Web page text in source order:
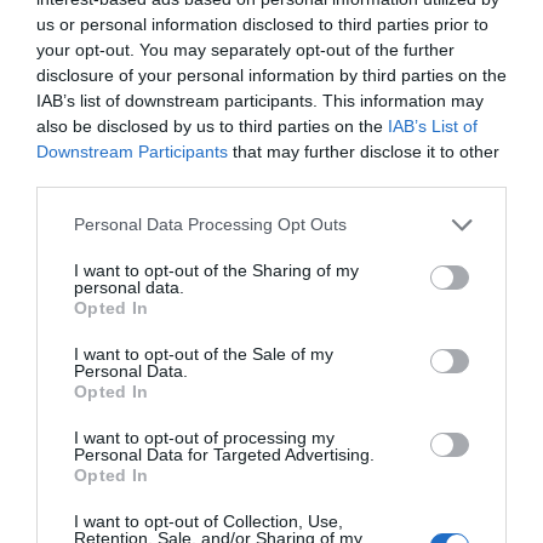
us or personal information disclosed to third parties prior to
your opt-out. You may separately opt-out of the further
disclosure of your personal information by third parties on the
IAB’s list of downstream participants. This information may
also be disclosed by us to third parties on the IAB’s List of
Downstream Participants that may further disclose it to other
Personal Data Processing Opt Outs
I want to opt-out of the Sharing of my
personal data.
Opted In
I want to opt-out of the Sale of my
Personal Data.
Opted In
I want to opt-out of processing my
Personal Data for Targeted Advertising.
Opted In
I want to opt-out of Collection, Use,
Retention, Sale, and/or Sharing of my
wysokich temperatur i słonecznych dni, co sprzyja
plażowaniu i zwiedzaniu. W miesiącach takich jak
czerwiec wiele miejsc jest mniej zatłoczonych, co
zapewnia większy komfort podczas zwiedzania.
Przygotuj się na letnie upały
Pamiętaj, aby odpowiednio się przygotować –
przebywania na zewnątrz w najgorętszych
godzinach. Warto zainwestować w dobre okulary
przeciwsłoneczne oraz kapelusz, aby cieszyć się
Rodos oferują wyjątkowe atmosferyczne
wydarzenia kulturalne, które dodają jeszcze więcej
uroku tej wyspie.
Bezpieczeństwo na Rodos
przestrzeganiu podstawowych zasad